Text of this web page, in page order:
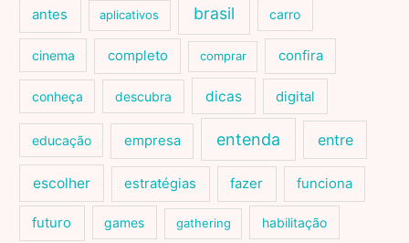
antes aplicativos brasil carro
cinema completo comprar confira
conheça descubra dicas digital
educação empresa entenda entre
escolher estratégias fazer funciona
futuro games gathering habilitação